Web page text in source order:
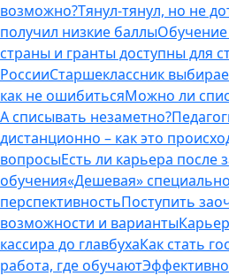
возможно?Тянул-тянул, но не
получил низкие баллы
страны и гранты доступны для
РоссииСтаршеклассник
как не ошибитьсяМожно ли
А списывать незаметно?
дистанционно – как это
вопросыЕсть ли карьера после
обучения«Дешевая»
перспективностьПоступить
возможности и варианты
кассира до главбухаКак стать
работа, где обучают